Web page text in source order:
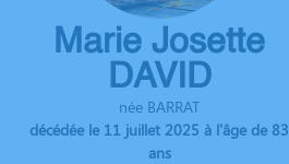
Marie Josette
DAVID
née BARRAT
décédée le 11 juillet 2025 à l'âge de 83
ans